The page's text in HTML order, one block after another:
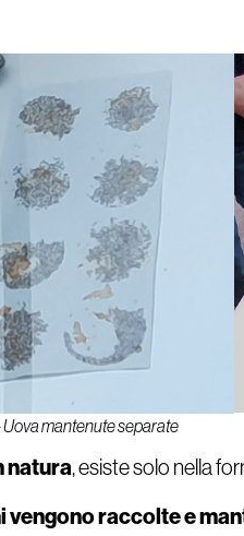
Uova mantenute separate
natura, esiste solo nella
vengono raccolte e